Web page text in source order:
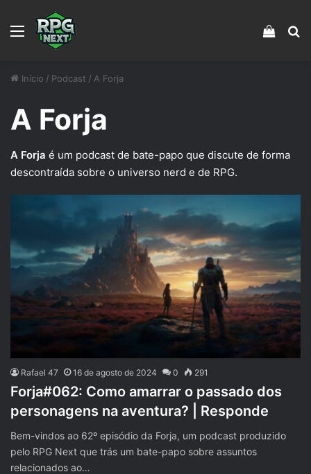
Menu Veja
Início / Podcast / A Forja
A Forja
A Forja é um podcast de bate-papo que discute de forma
descontraída sobre o universo nerd e de RPG.
Rafael 47 16 de agosto de 2024 0 291
Forja#062: Como amarrar o passado dos
personagens na aventura? | Responde
Bem-vindos ao 62º episódio da Forja, um podcast produzido
pelo RPG Next que trás um bate-papo sobre assuntos
relacionados ao…